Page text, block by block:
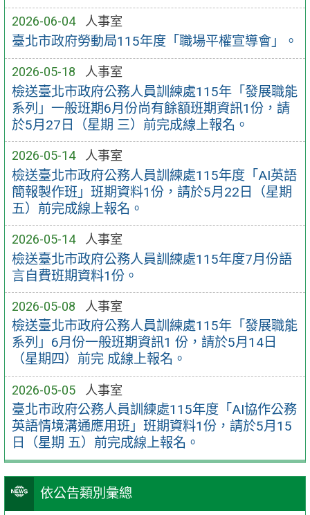
2026-06-04 人事室
臺北市政府勞動局115年度「職場平權宣導會」。
2026-05-18 人事室
檢送臺北市政府公務人員訓練處115年「發展職能
系列」一般班期6月份尚有餘額班期資訊1份，請
於5月27日（星期 三）前完成線上報名。
2026-05-14 人事室
檢送臺北市政府公務人員訓練處115年度「AI英語
簡報製作班」班期資料1份，請於5月22日（星期
五）前完成線上報名。
2026-05-14 人事室
檢送臺北市政府公務人員訓練處115年度7月份語
言自費班期資料1份。
2026-05-08 人事室
檢送臺北市政府公務人員訓練處115年「發展職能
系列」6月份一般班期資訊1 份，請於5月14日
（星期四）前完 成線上報名。
2026-05-05 人事室
臺北市政府公務人員訓練處115年度「AI協作公務
英語情境溝通應用班」班期資料1份，請於5月15
日（星期 五）前完成線上報名。
依公告類別彙總